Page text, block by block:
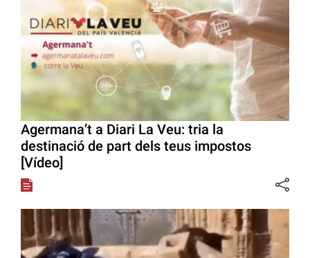
Agermana’t a Diari La Veu: tria la
destinació de part dels teus impostos
[Vídeo]